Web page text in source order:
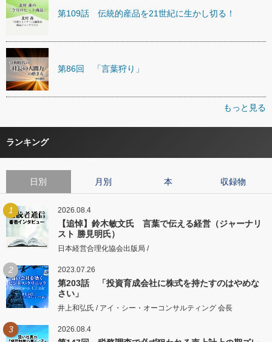
第109話 伝統的産品を21世紀に生かし切る！
第86回 「言葉狩り」
もっと見る
ランキング
日別 月別 本 収録物
1 2026.08.4
【追悼】鈴木敏文氏 言葉で伝える経営（ジャーナリ
スト 勝見明氏）
日本経営合理化協会出版局 /
2 2023.07.26
第203話 「投資育成会社に株式を持たすのはやめな
さい」
井上和弘氏 / アイ・シー・オーコンサルティング 会長
3 2026.08.4